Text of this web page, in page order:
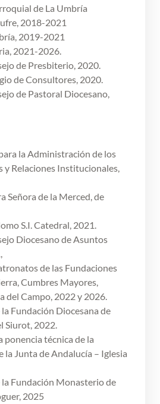
de La Umbría
2018-2021
2019-2021
2021-2026.
de Presbiterio, 2020.
de Consultores, 2020.
de Pastoral Diocesano,
la Administración de los
y Relaciones Institucionales,
Señora de la Merced, de
S.I. Catedral, 2021.
Diocesano de Asuntos
de las Fundaciones
Cumbres Mayores,
del Campo, 2022 y 2026.
Fundación Diocesana de
Siurot, 2022.
ponencia técnica de la
Junta de Andalucía – Iglesia
Fundación Monasterio de
2025